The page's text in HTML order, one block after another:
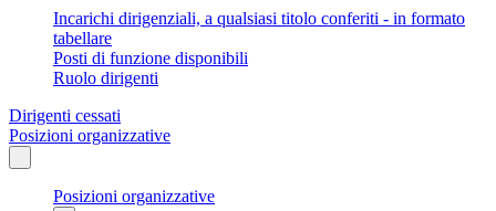
Incarichi dirigenziali, a qualsiasi titolo conferiti - in formato
tabellare
Posti di funzione disponibili
Ruolo dirigenti
Dirigenti cessati
Posizioni organizzative
Posizioni organizzative